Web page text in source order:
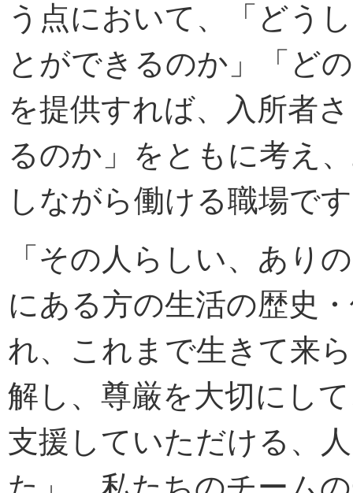
う点において、「どう
とができるのか」「ど
を提供すれば、入所者
るのか」をともに考え
しながら働ける職場で
「その人らしい、あり
にある方の生活の歴史
れ、これまで生きて来
解し、尊厳を大切にし
支援していただける、